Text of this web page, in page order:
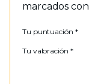
marcados con
Tu puntuación *
Tu valoración *